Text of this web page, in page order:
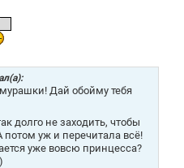
Дай обойму тебя
долго не заходить, чтобы
потом уж и перечитала всё!
уже вовсю принцесса?